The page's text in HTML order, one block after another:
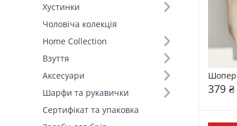
Хустинки
Чоловіча колекція
Home Collection
Взуття
Аксесуари
Шарфи та рукавички
Сертифікат та упаковка
Тип застібки (1)
Країна виробник (1)
Шопер
379 ₴